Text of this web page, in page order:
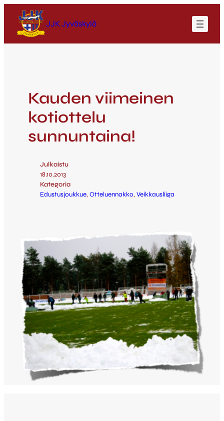
JJK Jyväskylä
Kauden viimeinen
kotiottelu
sunnuntaina!
Julkaistu
18.10.2013
Kategoria
Edustusjoukkue, Otteluennakko, Veikkausliiga